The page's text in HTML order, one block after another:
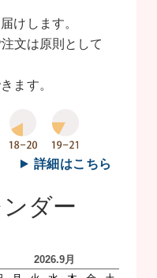
けします。
文は原則として
ます。
詳細はこちら
ダー